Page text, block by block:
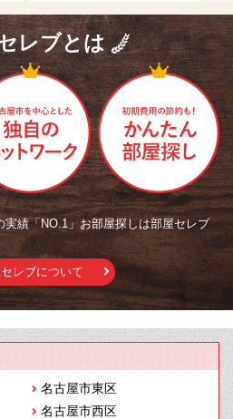
レブとは
績「NO.1」お部屋探しは部屋セレブ
レブについて
名古屋市東区
名古屋市西区